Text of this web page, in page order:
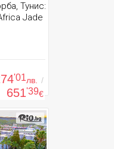
Тунис:
Jade
'01лв. /
651'39€